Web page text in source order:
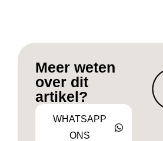
Meer weten
over dit
artikel?
WHATSAPP
ONS